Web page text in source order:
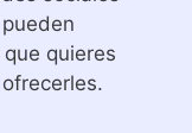
quieres